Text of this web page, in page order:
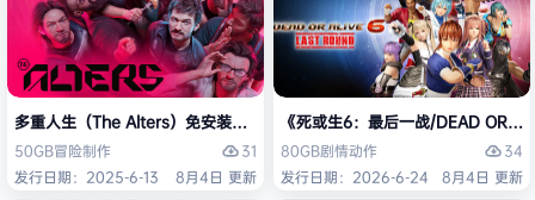
多重人生（The Alters）免安装中文版
50GB冒险制作
31
发行日期：2025-6-13
8月4日 更新
《死或生6：最后一战/DEAD OR
80GB剧情动作
34
发行日期：2026-6-24
8月4日 更新